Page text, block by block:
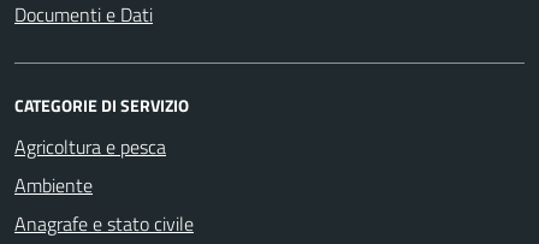
Documenti e Dati
CATEGORIE DI SERVIZIO
Agricoltura e pesca
Ambiente
Anagrafe e stato civile